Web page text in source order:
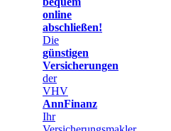
online
abschließen!
Die
günstigen
Versicherungen
der
VHV
AnnFinanz
Ihr